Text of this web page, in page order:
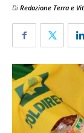
Di Redazione Terra e